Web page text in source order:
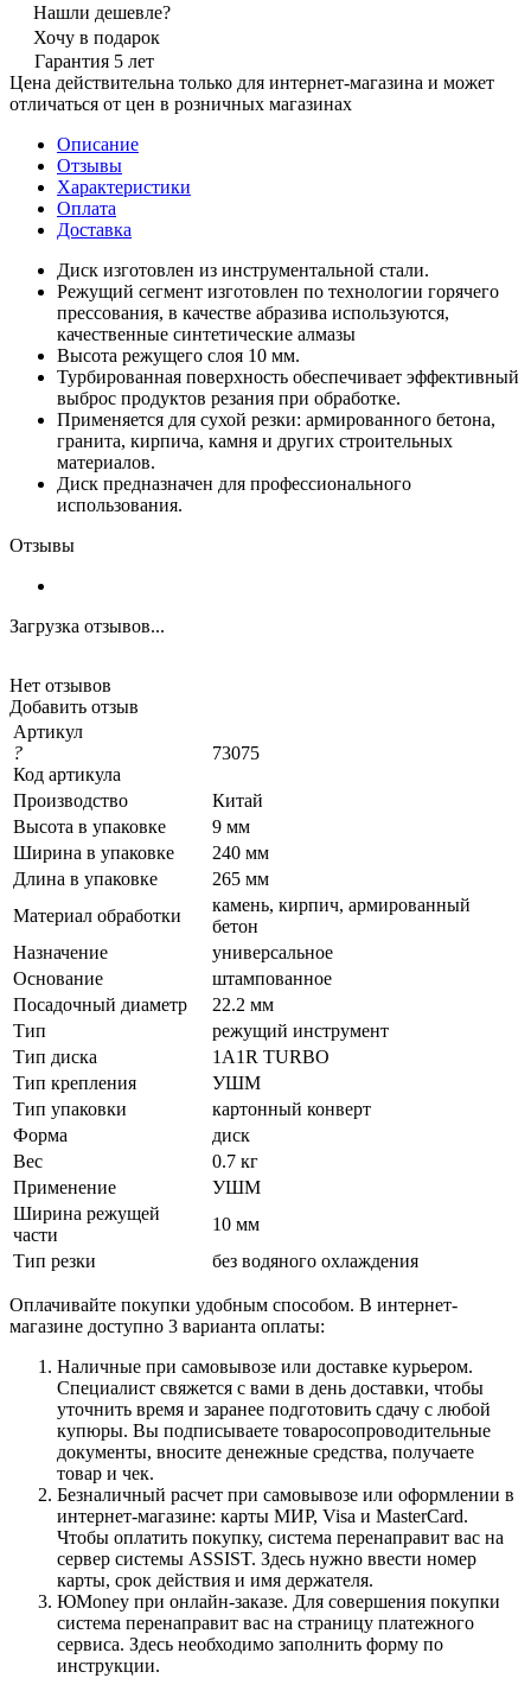
Нашли дешевле?
Хочу в подарок
Гарантия 5 лет
Цена действительна только для интернет-магазина и может
отличаться от цен в розничных магазинах
Описание
Отзывы
Характеристики
Оплата
Доставка
Диск изготовлен из инструментальной стали.
Режущий сегмент изготовлен по технологии горячего
прессования, в качестве абразива используются,
качественные синтетические алмазы
Высота режущего слоя 10 мм.
Турбированная поверхность обеспечивает эффективный
выброс продуктов резания при обработке.
Применяется для сухой резки: армированного бетона,
гранита, кирпича, камня и других строительных
материалов.
Диск предназначен для профессионального
использования.
Отзывы
Загрузка отзывов...
Нет отзывов
Добавить отзыв
Артикул
?
Код артикула
73075
Производство
Китай
Высота в упаковке
9 мм
Ширина в упаковке
240 мм
Длина в упаковке
265 мм
Материал обработки
камень, кирпич, армированный
бетон
Назначение
универсальное
Основание
штампованное
Посадочный диаметр
22.2 мм
Тип
режущий инструмент
Тип диска
1A1R TURBO
Тип крепления
УШМ
Тип упаковки
картонный конверт
Форма
диск
Вес
0.7 кг
Применение
УШМ
Ширина режущей
части
10 мм
Тип резки
без водяного охлаждения
Оплачивайте покупки удобным способом. В интернет-
магазине доступно 3 варианта оплаты:
Наличные при самовывозе или доставке курьером.
Специалист свяжется с вами в день доставки, чтобы
уточнить время и заранее подготовить сдачу с любой
купюры. Вы подписываете товаросопроводительные
документы, вносите денежные средства, получаете
товар и чек.
Безналичный расчет при самовывозе или оформлении в
интернет-магазине: карты МИР, Visa и MasterCard.
Чтобы оплатить покупку, система перенаправит вас на
сервер системы ASSIST. Здесь нужно ввести номер
карты, срок действия и имя держателя.
ЮMoney при онлайн-заказе. Для совершения покупки
система перенаправит вас на страницу платежного
сервиса. Здесь необходимо заполнить форму по
инструкции.